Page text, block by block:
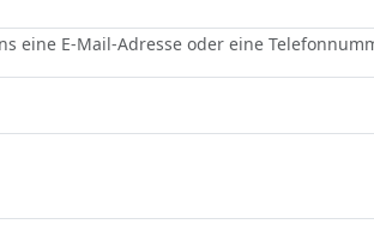
eine E-Mail-Adresse oder eine